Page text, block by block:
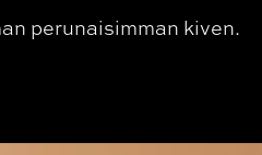
perunaisimman kiven.